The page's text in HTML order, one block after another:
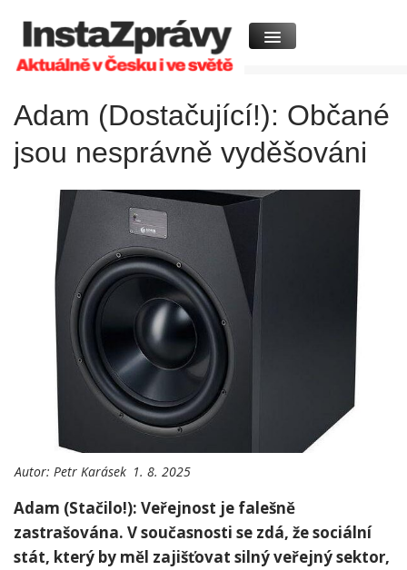
Adam (Dostačující!): Občané
jsou nesprávně vyděšováni
Autor: Petr Karásek 1. 8. 2025
Adam (Stačilo!): Veřejnost je falešně
zastrašována. V současnosti⁢ se zdá, že⁤ sociální
stát, který by měl zajišťovat silný veřejný sektor,